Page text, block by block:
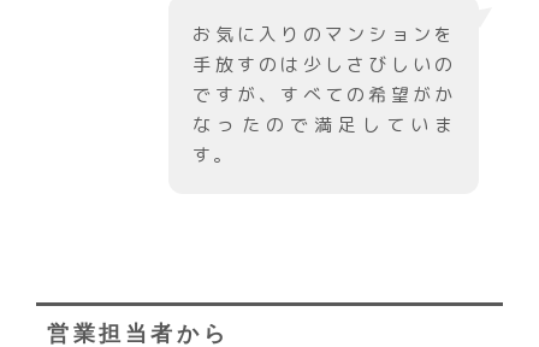
お気に入りのマンションを
手放すのは少しさびしいの
ですが、すべての希望がか
なったので満足していま
す。
営業担当者から